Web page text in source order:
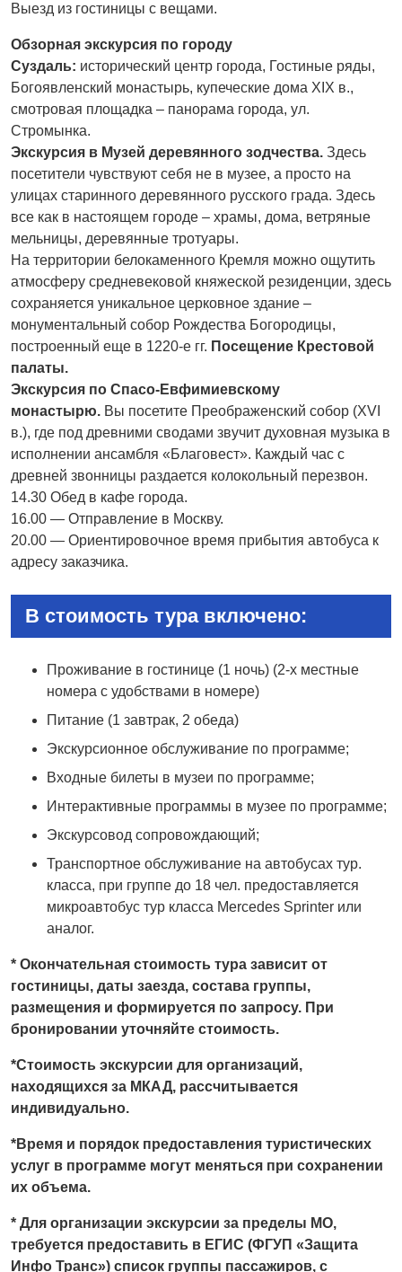
Выезд из гостиницы с вещами.
Обзорная экскурсия по городу
Суздаль: исторический центр города, Гостиные ряды,
Богоявленский монастырь, купеческие дома XIX в.,
смотровая площадка – панорама города, ул.
Стромынка.
Экскурсия в Музей деревянного зодчества. Здесь
посетители чувствуют себя не в музее, а просто на
улицах старинного деревянного русского града. Здесь
все как в настоящем городе – храмы, дома, ветряные
мельницы, деревянные тротуары.
На территории белокаменного Кремля можно ощутить
атмосферу средневековой княжеской резиденции, здесь
сохраняется уникальное церковное здание –
монументальный собор Рождества Богородицы,
построенный еще в 1220-е гг. Посещение Крестовой
палаты.
Экскурсия по Спасо-Евфимиевскому
монастырю. Вы посетите Преображенский собор (XVI
в.), где под древними сводами звучит духовная музыка в
исполнении ансамбля «Благовест». Каждый час с
древней звонницы раздается колокольный перезвон.
14.30 Обед в кафе города.
16.00 — Отправление в Москву.
20.00 — Ориентировочное время прибытия автобуса к
адресу заказчика.
В стоимость тура включено:
Проживание в гостинице (1 ночь) (2-х местные
номера с удобствами в номере)
Питание (1 завтрак, 2 обеда)
Экскурсионное обслуживание по программе;
Входные билеты в музеи по программе;
Интерактивные программы в музее по программе;
Экскурсовод сопровождающий;
Транспортное обслуживание на автобусах тур.
класса, при группе до 18 чел. предоставляется
микроавтобус тур класса Mercedes Sprinter или
аналог.
* Окончательная стоимость тура зависит от
гостиницы, даты заезда, состава группы,
размещения и формируется по запросу. При
бронировании уточняйте стоимость.
*Стоимость экскурсии для организаций,
находящихся за МКАД, рассчитывается
индивидуально.
*Время и порядок предоставления туристических
услуг в программе могут меняться при сохранении
их объема.
* Для организации экскурсии за пределы МО,
требуется предоставить в ЕГИС (ФГУП «Защита
Инфо Транс») список группы пассажиров, с